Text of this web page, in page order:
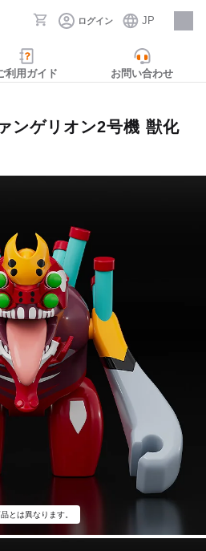
ログイン JP
採用情報
利用ガイド お問い合わせ
ンゲリオン2号機 獣化
とは異なります。